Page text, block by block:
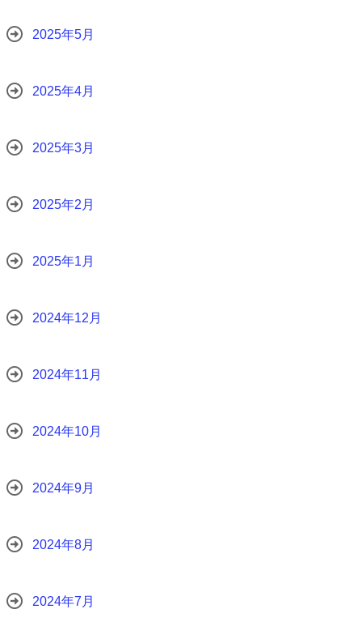
2025年5月
2025年4月
2025年3月
2025年2月
2025年1月
2024年12月
2024年11月
2024年10月
2024年9月
2024年8月
2024年7月